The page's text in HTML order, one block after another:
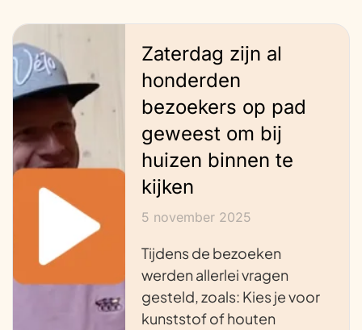
Zaterdag zijn al
honderden
bezoekers op pad
geweest om bij
huizen binnen te
kijken
5 november 2025
Tijdens de bezoeken
werden allerlei vragen
gesteld, zoals: Kies je voor
kunststof of houten